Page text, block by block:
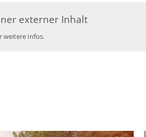
externer Inhalt
weitere Infos.